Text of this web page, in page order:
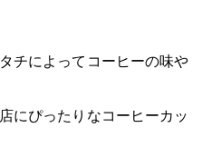
チによってコーヒーの味や
にぴったりなコーヒーカッ